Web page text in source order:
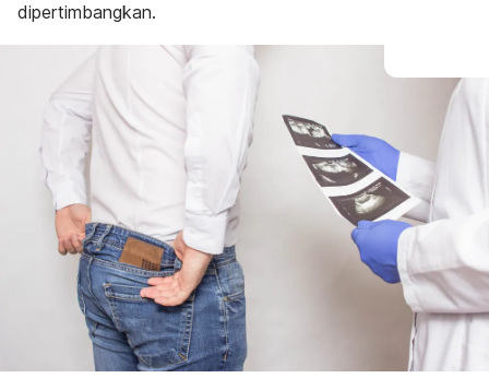
dipertimbangkan.